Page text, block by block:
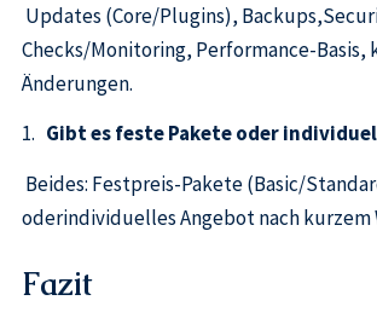
Updates (Core/Plugins),
Checks/Monitoring, Performance-Basis,
Änderungen.
1. Gibt es feste Pakete oder
Beides: Festpreis-Pakete (Basic/
oderindividuelles Angebot nach kurzem
Fazit